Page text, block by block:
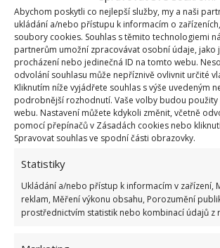
Abychom poskytli co nejlepší služby, my a naši
ukládání a/nebo přístupu k informacím o
soubory cookies. Souhlas s těmito technologiemi
partnerům umožní zpracovávat osobní údaje, jako
procházení nebo jedinečná ID na tomto webu.
odvolání souhlasu může nepříznivě ovlivnit určité
Kliknutím níže vyjádřete souhlas s výše uvedeným
podrobnější rozhodnutí. Vaše volby budou
webu. Nastavení můžete kdykoli změnit, včetně
pomocí přepínačů v Zásadách cookies nebo
Spravovat souhlas ve spodní části obrazovky.
Statistiky
Ukládání a/nebo přístup k informacím v zařízení,
reklam, Měření výkonu obsahu, Porozumění
prostřednictvím statistik nebo kombinací údajů z
Kvíz na téma pionýrské
Kdo je zažil, bez problému
12.5.2026
Test znalostí o každodenní
komunismu: 10 retro otázek
dobrý přehled
23.6.2026
Retro kvíz o oblíbených
socialismu: Tehdejší řidiči
bodů